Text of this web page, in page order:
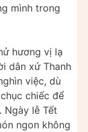
mình trong
hương vị lạ
dân xứ Thanh
việc, dù
chiếc để
Ngày lễ Tết
ngon không